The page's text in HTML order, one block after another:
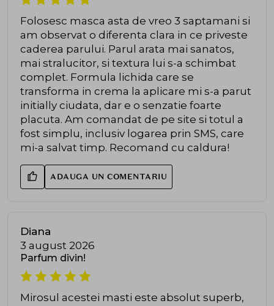
Folosesc masca asta de vreo 3 saptamani si
am observat o diferenta clara in ce priveste
caderea parului. Parul arata mai sanatos,
mai stralucitor, si textura lui s-a schimbat
complet. Formula lichida care se
transforma in crema la aplicare mi s-a parut
initially ciudata, dar e o senzatie foarte
placuta. Am comandat de pe site si totul a
fost simplu, inclusiv logarea prin SMS, care
mi-a salvat timp. Recomand cu caldura!
ADAUGA UN COMENTARIU
Diana
3 august 2026
Parfum divin!
Mirosul acestei masti este absolut superb,